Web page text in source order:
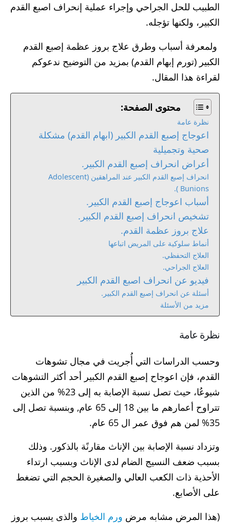
الطبيب للحل الجراحي وإجراء عملية إنحراف اصبع القدم
الكبير، ولكنها تؤجله.
ولمعرفة أسباب وطرق علاج بروز عظمة إصبع القدم
الكبير (تورم إبهام القدم) بمزيد من التوضيح ندعوكم
لقراءة هذا المقال.
محتوى الصفحة:
نظرة عامة
اعوجاج إصبع القدم الكبير (ابهام القدم) مشكلة
صحية وتجميلية
أعراض انحراف إصبع القدم الكبير.
انحراف إصبع القدم الكبير عند المراهقين (Adolescent
Bunions ).
أسباب اعوجاج إصبع القدم الكبير.
تشخيص انحراف إصبع القدم الكبير.
علاج بروز عظمة القدم.
أنماط سلوكية على المريض اتباعها
العلاج التحفظي.
العلاج الجراحي.
فيديو عن انحراف اصبع القدم الكبير
أسئلة عن انحراف إصبع القدم الكبير.
مزيد من الأسئلة
نظرة عامة
وحسب الدراسات التي أُجريت في مجال تشوهات
القدم، فإن اعوجاح إصبع القدم الكبير أحد أكثر التشوهات
شيوعُا، حيث تصل نسبة الإصابة به إلى 23% من الذين
تتراوح أعمارهم ما بين 18 إلى 65 عام, وبنسبة تصل إلى
35% لمن هم فوق عمر ال 65 عام.
وتزداد نسبة الإصابة بين الإناث مقارنًة بالذكور. وذلك
بسبب ضعف النسيج الضام لدى الإناث وبسبب ارتداء
الأحذية ذات الكعب العالي والصغيرة الحجم التي تضغط
على الأصابع.
(هذا المرض مشابه مرض ورم الخياط والذى يسبب بروز